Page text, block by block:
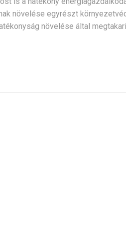
növelése egyrészt
növelése által